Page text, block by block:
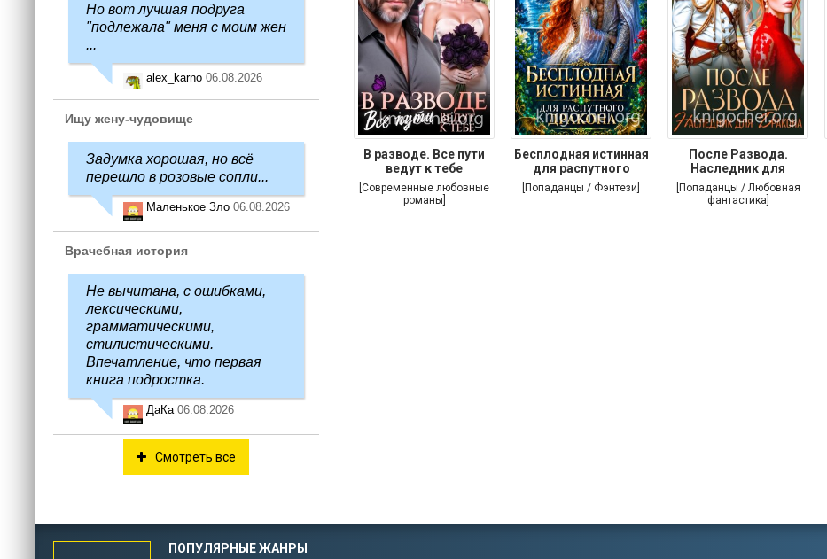
В разводе. Все пути
ведут к тебе
[Современные любовные
романы]
Бесплодная истинная
для распутного
дракона
[Попаданцы / Фэнтези]
После Развода.
Наследник для
дракона
[Попаданцы / Любовная
фантастика]
Но вот лучшая подруга
"подлежала" меня с моим жен
...
alex_karno 06.08.2026
Ищу жену-чудовище
Задумка хорошая, но всё
перешло в розовые сопли...
Маленькое Зло 06.08.2026
Врачебная история
Не вычитана, с ошибками,
лексическими,
грамматическими,
стилистическими.
Впечатление, что первая
книга подростка.
ДаКа 06.08.2026
Смотреть все